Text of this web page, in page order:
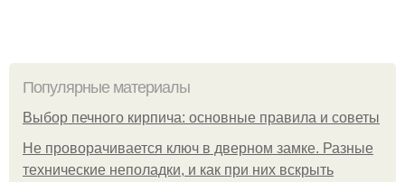
Популярные материалы
Выбор печного кирпича: основные правила и советы
Не проворачивается ключ в дверном замке. Разные
технические неполадки, и как при них вскрыть